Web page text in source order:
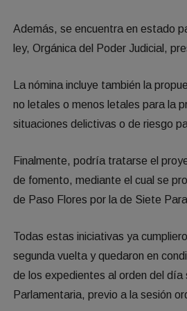
Además, se encuentra en estado
ley, Orgánica del Poder Judicial,
La nómina incluye también la
no letales o menos letales para la
situaciones delictivas o de riesgo
Finalmente, podría tratarse el
de fomento, mediante el cual se
de Paso Flores por la de Siete
Todas estas iniciativas ya
segunda vuelta y quedaron en
de los expedientes al orden del
Parlamentaria, previo a la sesión